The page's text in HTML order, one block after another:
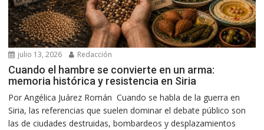
julio 13, 2026 Redacción
Cuando el hambre se convierte en un arma:
memoria histórica y resistencia en Siria
Por Angélica Juárez Román Cuando se habla de la guerra en
Siria, las referencias que suelen dominar el debate público son
las de ciudades destruidas, bombardeos y desplazamientos